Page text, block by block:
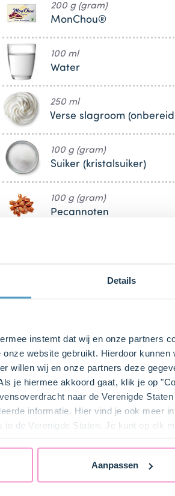
Details
instemt dat wij en onze partners
website gebruikt. Hierdoor
willen wij en onze partners deze
je hiermee akkoord gaat, klik je op
naar de Verenigde
informatie. Hier vind je ook meer
de Verenigde Staten. Je kunt op elk
Aanpassen
200 g (gram)
MonChou®
100 ml
Water
250 ml
Verse slagroom
100 g (gram)
Suiker (kristalsuiker)
100 g (gram)
Pecannoten
zusje DeLeuksteTaartenshop
Laat ze uitlekken en dep ze goed
Plaats de rand hierop en sluit